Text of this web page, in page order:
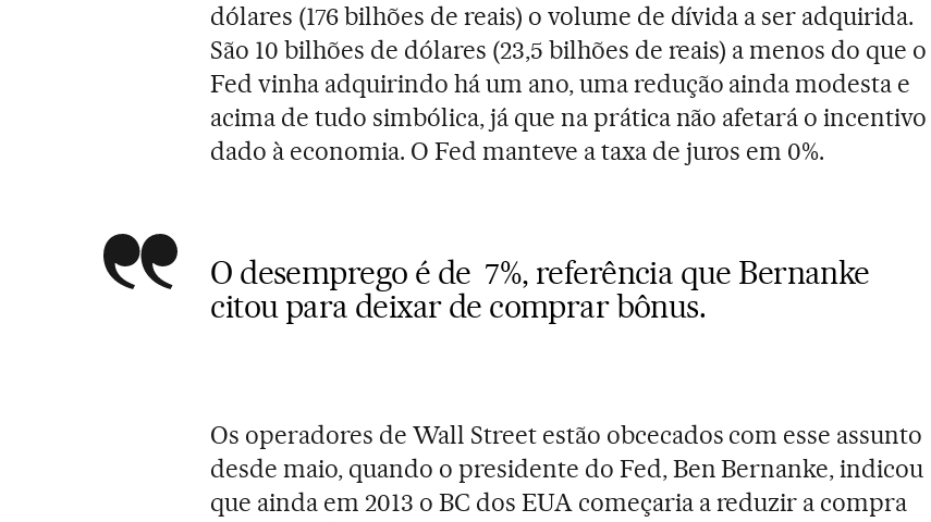
dólares (176 bilhões de reais) o volume de dívida a ser adquirida.
São 10 bilhões de dólares (23,5 bilhões de reais) a menos do que o
Fed vinha adquirindo há um ano, uma redução ainda modesta e
acima de tudo simbólica, já que na prática não afetará o incentivo
dado à economia. O Fed manteve a taxa de juros em 0%.
O desemprego é de 7%, referência que Bernanke
citou para deixar de comprar bônus.
Os operadores de Wall Street estão obcecados com esse assunto
desde maio, quando o presidente do Fed, Ben Bernanke, indicou
que ainda em 2013 o BC dos EUA começaria a reduzir a compra